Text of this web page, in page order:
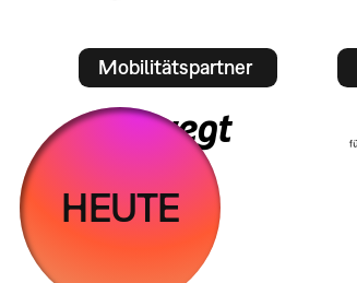
Mobilitätspartner
HEUTE